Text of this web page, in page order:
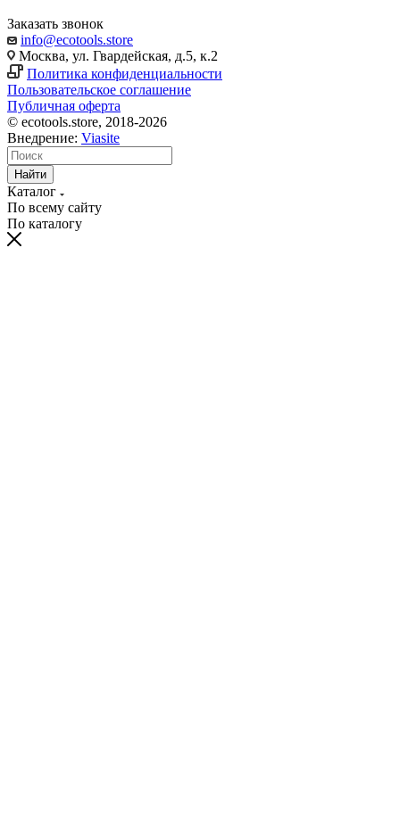
Заказать звонок
info@ecotools.store
Москва, ул. Гвардейская, д.5, к.2
Политика конфиденциальности
Пользовательское соглашение
Публичная оферта
© ecotools.store, 2018-2026
Внедрение: Viasite
Найти
Каталог
По всему сайту
По каталогу